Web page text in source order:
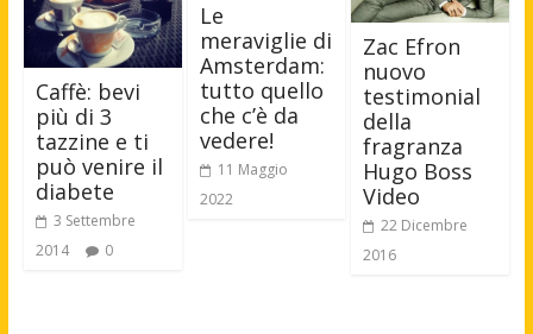
Caffè: bevi
più di 3
tazzine e ti
può venire il
diabete
3 Settembre
2014
0
Le
meraviglie di
Amsterdam:
tutto quello
che c’è da
vedere!
11 Maggio
2022
Zac Efron
nuovo
testimonial
della
fragranza
Hugo Boss
Video
22 Dicembre
2016